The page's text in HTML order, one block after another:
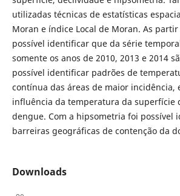
utilizadas técnicas de estatísticas
Moran e índice Local de Moran. As
possível identificar que da série
somente os anos de 2010, 2013 e 2014
possível identificar padrões de
contínua das áreas de maior incidência,
influência da temperatura da superfície
dengue. Com a hipsometria foi possível
barreiras geográficas de contenção da
Downloads